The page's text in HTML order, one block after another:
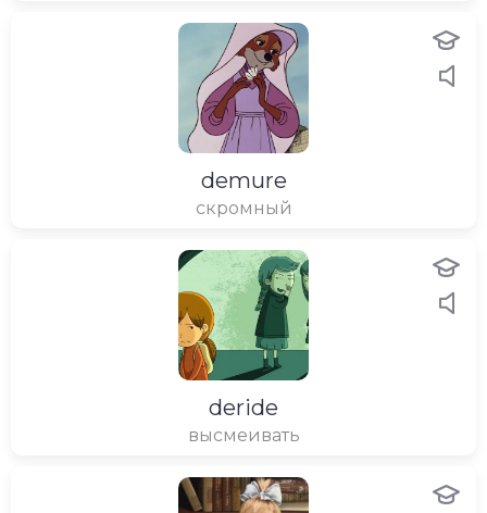
demure
скромный
deride
высмеивать